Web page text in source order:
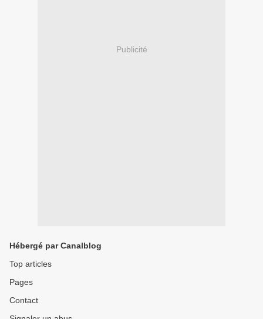
Publicité
Hébergé par Canalblog
Top articles
Pages
Contact